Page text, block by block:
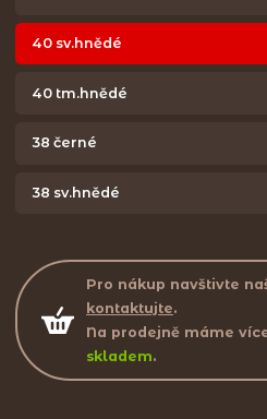
40 sv.hnědé
40 tm.hnědé
38 černé
38 sv.hnědé
Pro nákup navštivte
kontaktujte.
Na prodejně máme
skladem.